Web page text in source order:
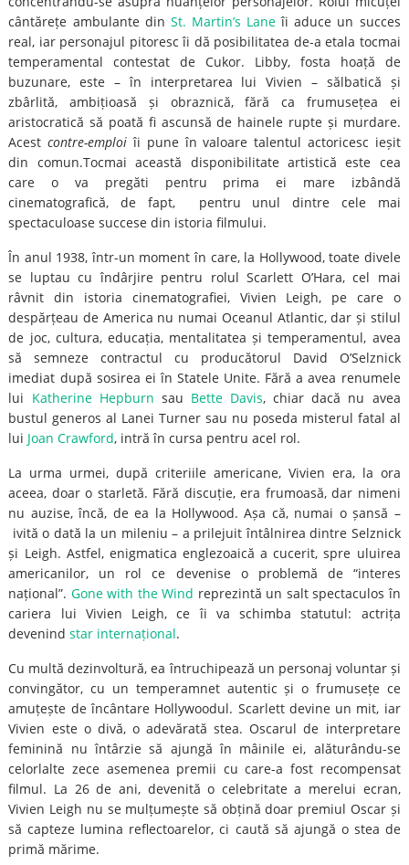
cântărețe ambulante din St. Martin’s Lane îi aduce un succes
real, iar personajul pitoresc îi dă posibilitatea de-a etala tocmai
temperamental contestat de Cukor. Libby, fosta hoață de
buzunare, este – în interpretarea lui Vivien – sălbatică și
zbârlită, ambițioasă și obraznică, fără ca frumusețea ei
aristocratică să poată fi ascunsă de hainele rupte și murdare.
Acestcontre-emploi îi pune în valoare talentul actoricesc ieșit
din comun.Tocmai această disponibilitate artistică este cea
care o va pregăti pentru prima ei mare izbândă
cinematografică, de fapt, pentru unul dintre cele mai
spectaculoase succese din istoria filmului.
În anul 1938, într-un moment în care, la Hollywood, toate divele
se luptau cu îndârjire pentru rolul Scarlett O’Hara, cel mai
râvnit din istoria cinematografiei, Vivien Leigh, pe care o
despărțeau de America nu numai Oceanul Atlantic, dar și stilul
de joc, cultura, educația, mentalitatea și temperamentul, avea
să semneze contractul cu producătorul David O’Selznick
imediat după sosirea ei în Statele Unite. Fără a avea renumele
lui Katherine Hepburn sau Bette Davis, chiar dacă nu avea
bustul generos al Lanei Turner sau nu poseda misterul fatal al
lui Joan Crawford, intră în cursa pentru acel rol.
La urma urmei, după criteriile americane, Vivien era, la ora
aceea, doar o starletă. Fără discuție, era frumoasă, dar nimeni
nu auzise, încă, de ea la Hollywood. Așa că, numai o șansă –
ivită o dată la un mileniu – a prilejuit întâlnirea dintre Selznick
și Leigh. Astfel, enigmatica englezoaică a cucerit, spre uluirea
americanilor, un rol ce devenise o problemă de “interes
național”. Gone with the Wind reprezintă un salt spectaculos în
cariera lui Vivien Leigh, ce îi va schimba statutul: actrița
devenindstar internațional.
Cu multă dezinvoltură, ea întruchipează un personaj voluntar și
convingător, cu un temperamnet autentic și o frumusețe ce
amuțește de încântare Hollywoodul. Scarlett devine un mit, iar
Vivien este o divă, o adevărată stea. Oscarul de interpretare
feminină nu întârzie să ajungă în mâinile ei, alăturându-se
celorlalte zece asemenea premii cu care-a fost recompensat
filmul. La 26 de ani, devenită o celebritate a merelui ecran,
Vivien Leigh nu se mulțumește să obțină doar premiul Oscar și
să capteze lumina reflectoarelor, ci caută să ajungă o stea de
primă mărime.